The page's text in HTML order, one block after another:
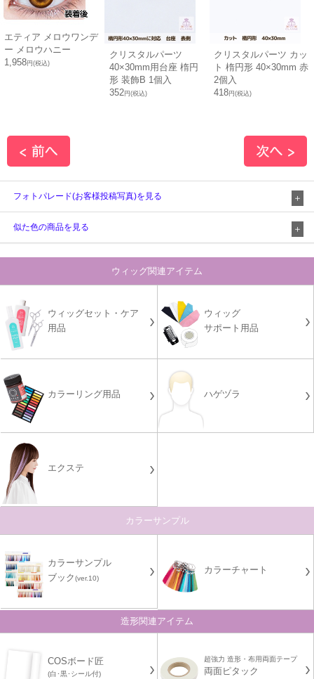
エティア メロウワンデ
ー メロウハニー
1,958円(税込)
クリスタルパーツ
40×30mm用台座 楕円
形 装飾B 1個入
352円(税込)
クリスタルパーツ カッ
ト 楕円形 40×30mm 赤
2個入
418円(税込)
フォトパレード(お客様投稿写真)を見る
似た色の商品を見る
ウィッグ関連アイテム
ウィッグセット・ケア
用品
ウィッグ
サポート用品
カラーリング用品 ハゲヅラ
エクステ
カラーサンプル
カラーサンプル
ブック(ver.10)
カラーチャート
造形関連アイテム
COSボード匠
(白･黒･シール付)
超強力 造形・布用両面テープ
両面ピタック